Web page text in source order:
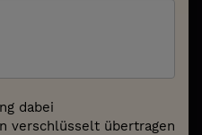
dabei
verschlüsselt übertragen